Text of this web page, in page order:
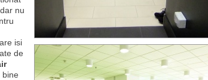
nu
isi
de
bine